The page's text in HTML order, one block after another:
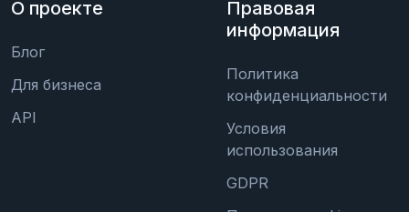
О проекте
Блог
Для бизнеса
API
Правовая
информация
Политика
конфиденциальности
Условия
использования
GDPR